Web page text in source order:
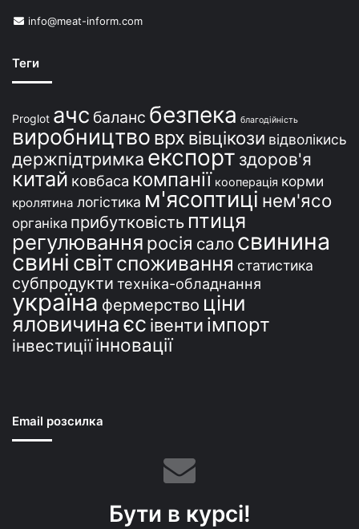
р
ї
info@meat-inform.com
Теги
Proglot ачс баланс безпека благодійність
виробництво врх вівцікози відволікись
держпідтримка експорт здоров'я
китай ковбаса компанії кооперація корми
кролятина логістика м'ясоптиці нем'ясо
органіка прибутковість птиця
регулювання росія сало свинина
свині світспоживання статистика
субпродукти техніка-обладнання
україна фермерство ціни
яловичинаєс івенти імпорт
інвестиції інновації
Email розсилка
Бути в курсі!